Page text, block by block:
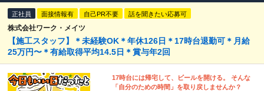
正社員 面接情報有 自己PR不要 話を聞きたい応募可
株式会社ワーク・メイツ
【施工スタッフ】＊未経験OK＊年休126日＊17時台退勤可＊月給
25万円〜＊有給取得平均14.5日＊賞与年2回
17時台には帰宅して、ビールを開ける。 そんな
「自分のための時間」を取り戻しませんか？